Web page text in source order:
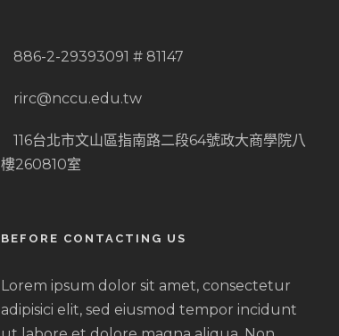
886-2-29393091 # 81147
rirc@nccu.edu.tw
116台北市文山區指南路二段64號政大商學院八
樓260810室
BEFORE CONTACTING US
Lorem ipsum dolor sit amet, consectetur
adipisici elit, sed eiusmod tempor incidunt